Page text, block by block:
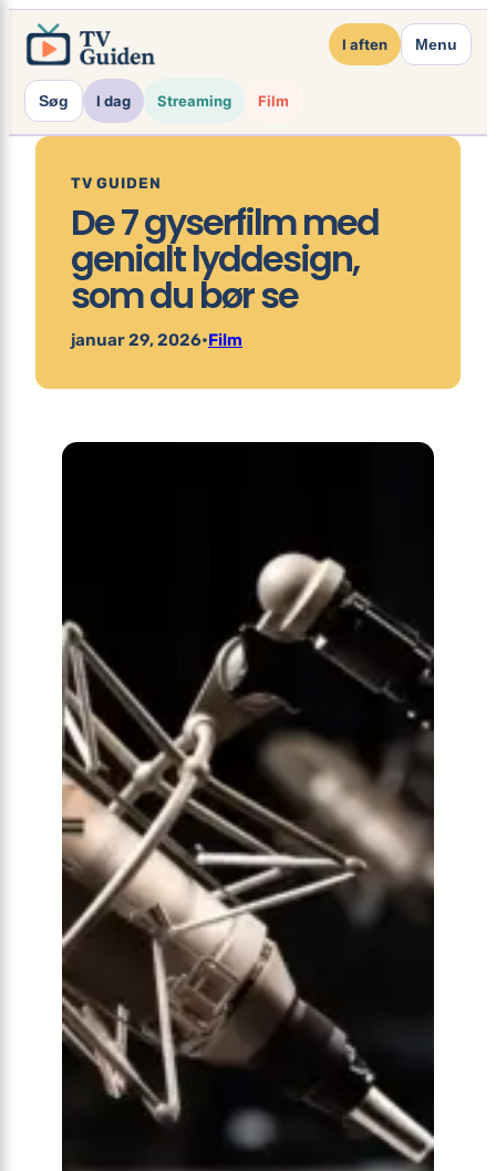
Spring
indhold
I aften Menu
Søg I dag Streaming Film
TV GUIDEN
De 7 gyserfilm med
genialt lyddesign,
som du bør se
januar 29, 2026•Film